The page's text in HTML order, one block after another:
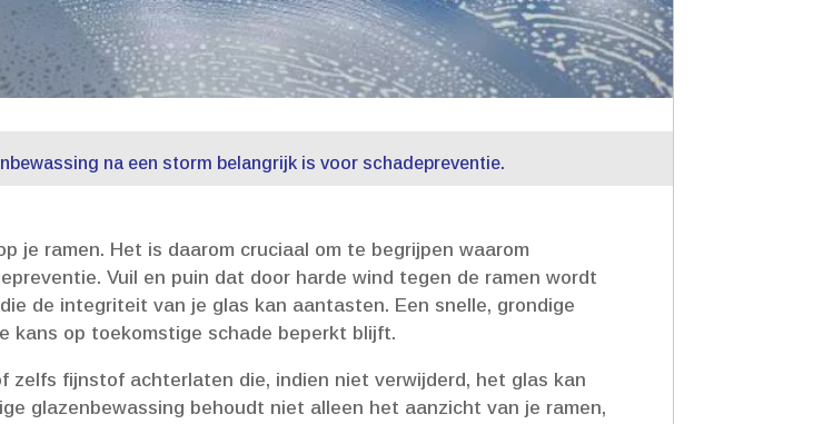
na een storm belangrijk is voor schadepreventie.​
je ramen.​ Het is daarom cruciaal om te begrijpen waarom
Vuil en puin dat door harde wind tegen de ramen wordt
de integriteit van je glas kan aantasten.​ Een snelle, grondige
kans op toekomstige schade beperkt blijft.​
zelfs fijnstof achterlaten die, indien niet verwijderd, het glas kan
glazenbewassing behoudt niet alleen het aanzicht van je ramen,